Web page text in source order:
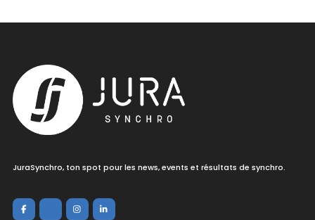
JuraSynchro, ton spot pour les news, events et résultats de synchro.